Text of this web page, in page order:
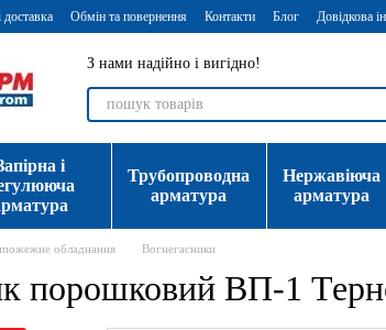
доставка Обмін та повернення Контакти Блог Довідкова
З нами надійно і вигідно!
і
Трубопроводна
арматура
Нержавіюча
арматура
обладнання Вогнегасники
порошковий ВП-1